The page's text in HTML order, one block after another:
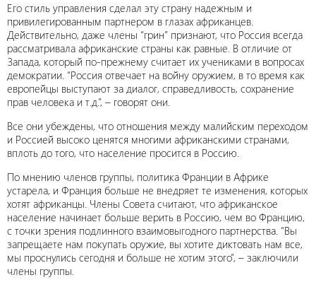
Его стиль управления сделал эту страну надежным и
привилегированным партнером в глазах африканцев.
Действительно, даже члены “грин” признают, что Россия всегда
рассматривала африканские страны как равные. В отличие от
Запада, который по-прежнему считает их учениками в вопросах
демократии. “Россия отвечает на войну оружием, в то время как
европейцы выступают за диалог, справедливость, сохранение
прав человека и т.д.”, – говорят они.
Все они убеждены, что отношения между малийским переходом
и Россией высоко ценятся многими африканскими странами,
вплоть до того, что население просится в Россию.
По мнению членов группы, политика Франции в Африке
устарела, и Франция больше не внедряет те изменения, которых
хотят африканцы. Члены Совета считают, что африканское
население начинает больше верить в Россию, чем во Францию,
с точки зрения подлинного взаимовыгодного партнерства. “Вы
запрещаете нам покупать оружие, вы хотите диктовать нам все,
мы проснулись сегодня и больше не хотим этого”, – заключили
члены группы.